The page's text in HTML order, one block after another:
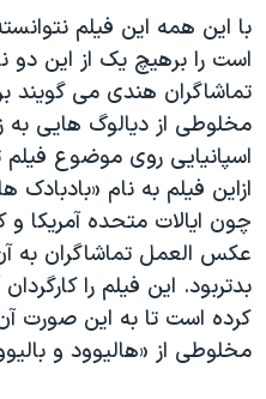
با این همه این فیلم
است را برهیچ یک از این دو
تماشاگران هندی می گویند
مخلوطی از دیالوگ هایی
اسپانیایی روی موضوع فیلم
ازاین فیلم به نام
چون ایالات متحده آمریکا و
عکس العمل تماشاگران به
بدتربود. این فیلم را کارگردان
کرده است تا به این صورت
مخلوطی از «هالیوود و